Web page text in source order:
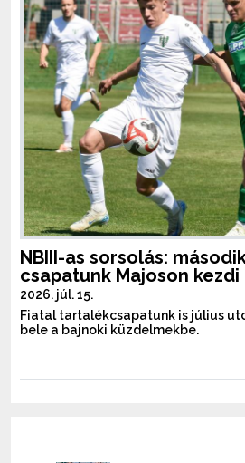
NBIII-as sorsolás:
csapatunk Majoson
2026. júl. 15.
Fiatal tartalékcsapatunk is július
bele a bajnoki küzdelmekbe.